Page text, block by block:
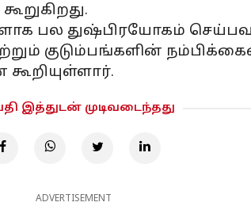
பல துஷ்பிரயோகம்
குடும்பங்களின்
இத்துடன் முடிவடைந்தது
ADVERTISEMENT